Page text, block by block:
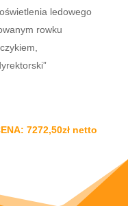
ledowego
rowku
7272,50zł netto